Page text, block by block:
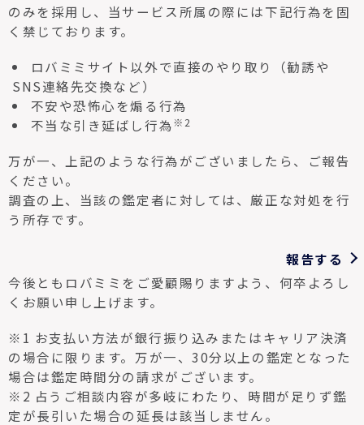
のみを採用し、当サービス所属の際には下記行為を固
く禁じております。
ロバミミサイト以外で直接のやり取り（勧誘や
SNS連絡先交換など）
不安や恐怖心を煽る行為
不当な引き延ばし行為※2
万が一、上記のような行為がございましたら、ご報告
ください。
調査の上、当該の鑑定者に対しては、厳正な対処を行
う所存です。
報告する
今後ともロバミミをご愛顧賜りますよう、何卒よろし
くお願い申し上げます。
※1 お支払い方法が銀行振り込みまたはキャリア決済
の場合に限ります。万が一、30分以上の鑑定となった
場合は鑑定時間分の請求がございます。
※2 占うご相談内容が多岐にわたり、時間が足りず鑑
定が長引いた場合の延長は該当しません。